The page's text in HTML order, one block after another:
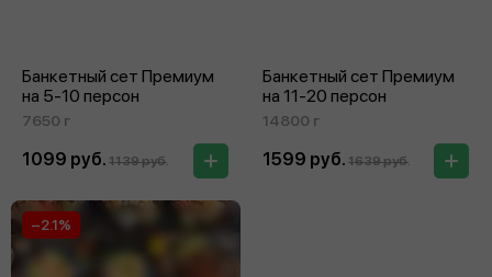
Банкетный сет Премиум
на 5‑10 персон
7650 г
1099 руб. 1139 руб.
Банкетный сет Премиум
на 11‑20 персон
14800 г
1599 руб. 1639 руб.
−2.1%